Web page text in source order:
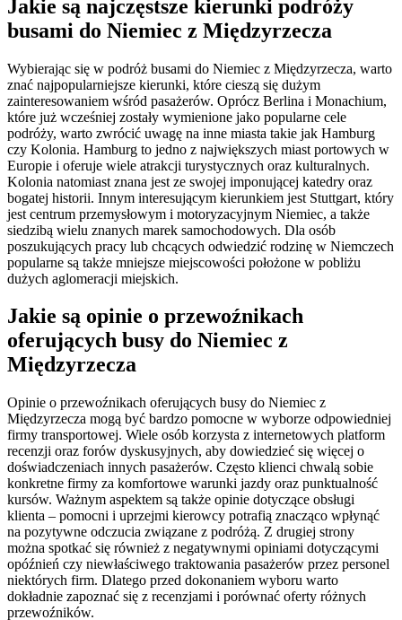
Jakie są najczęstsze kierunki podróży
busami do Niemiec z Międzyrzecza
Wybierając się w podróż busami do Niemiec z Międzyrzecza, warto
znać najpopularniejsze kierunki, które cieszą się dużym
zainteresowaniem wśród pasażerów. Oprócz Berlina i Monachium,
które już wcześniej zostały wymienione jako popularne cele
podróży, warto zwrócić uwagę na inne miasta takie jak Hamburg
czy Kolonia. Hamburg to jedno z największych miast portowych w
Europie i oferuje wiele atrakcji turystycznych oraz kulturalnych.
Kolonia natomiast znana jest ze swojej imponującej katedry oraz
bogatej historii. Innym interesującym kierunkiem jest Stuttgart, który
jest centrum przemysłowym i motoryzacyjnym Niemiec, a także
siedzibą wielu znanych marek samochodowych. Dla osób
poszukujących pracy lub chcących odwiedzić rodzinę w Niemczech
popularne są także mniejsze miejscowości położone w pobliżu
dużych aglomeracji miejskich.
Jakie są opinie o przewoźnikach
oferujących busy do Niemiec z
Międzyrzecza
Opinie o przewoźnikach oferujących busy do Niemiec z
Międzyrzecza mogą być bardzo pomocne w wyborze odpowiedniej
firmy transportowej. Wiele osób korzysta z internetowych platform
recenzji oraz forów dyskusyjnych, aby dowiedzieć się więcej o
doświadczeniach innych pasażerów. Często klienci chwalą sobie
konkretne firmy za komfortowe warunki jazdy oraz punktualność
kursów. Ważnym aspektem są także opinie dotyczące obsługi
klienta – pomocni i uprzejmi kierowcy potrafią znacząco wpłynąć
na pozytywne odczucia związane z podróżą. Z drugiej strony
można spotkać się również z negatywnymi opiniami dotyczącymi
opóźnień czy niewłaściwego traktowania pasażerów przez personel
niektórych firm. Dlatego przed dokonaniem wyboru warto
dokładnie zapoznać się z recenzjami i porównać oferty różnych
przewoźników.